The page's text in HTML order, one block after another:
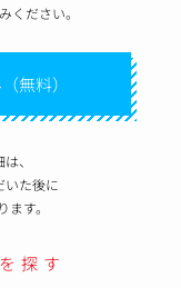
ください。
無料）
、
いた後に
す。
探す